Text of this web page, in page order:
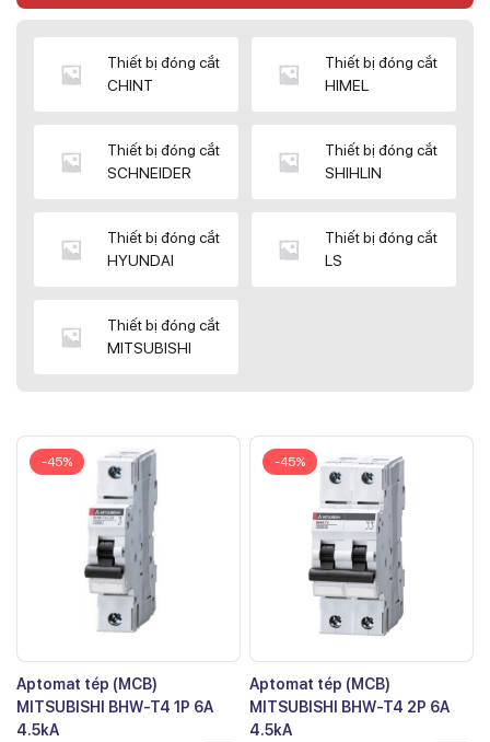
Thiết bị đóng cắt
CHINT
Thiết bị đóng cắt
HIMEL
Thiết bị đóng cắt
SCHNEIDER
Thiết bị đóng cắt
SHIHLIN
Thiết bị đóng cắt
HYUNDAI
Thiết bị đóng cắt
LS
Thiết bị đóng cắt
MITSUBISHI
-45%
Aptomat tép (MCB)
MITSUBISHI BHW-T4 1P 6A
4.5kA
-45%
Aptomat tép (MCB)
MITSUBISHI BHW-T4 2P 6A
4.5kA